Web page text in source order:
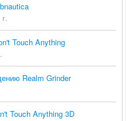
Touch Anything
Realm Grinder
Touch Anything 3D